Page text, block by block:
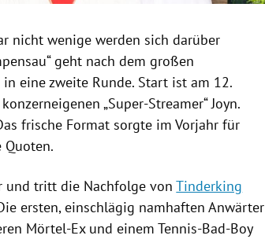
nicht wenige werden sich darüber
geht nach dem großen
eine zweite Runde. Start ist am 12.
„Super-Streamer“ Joyn.
frische Format sorgte im Vorjahr für
Quoten.
und tritt die Nachfolge vonTinderking
ersten, einschlägig namhaften Anwärter
Mörtel-Ex und einem Tennis-Bad-Boy